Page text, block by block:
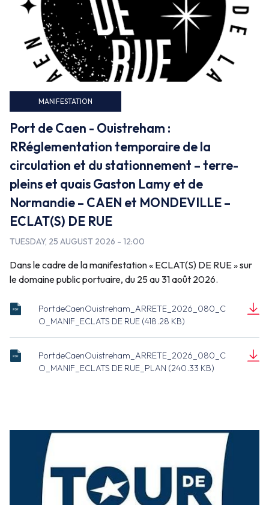
MANIFESTATION
Port de Caen - Ouistreham :
RRéglementation temporaire de la
circulation et du stationnement – terre-
pleins et quais Gaston Lamy et de
Normandie – CAEN et MONDEVILLE –
ECLAT(S) DE RUE
TUESDAY, 25 AUGUST 2026 - 12:00
Dans le cadre de la manifestation « ECLAT(S) DE RUE » sur
le domaine public portuaire, du 25 au 31 août 2026.
PortdeCaenOuistreham_ARRETE_2026_080_C
O_MANIF_ECLATS DE RUE (418.28 KB)
ARRETE_2026_080_CO_MANIF_ECLATS
DE RUE.pdf
(418.28 KB)
PortdeCaenOuistreham_ARRETE_2026_080_C
O_MANIF_ECLATS DE RUE_PLAN (240.33 KB)
ARRETE_2026_080_CO_MANIF_ECLATS
DE RUE_PLAN.pdf